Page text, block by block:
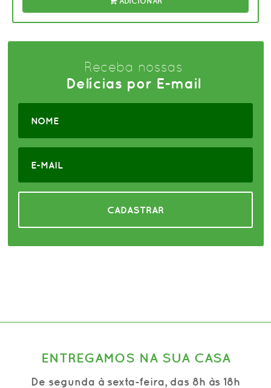
Receba nossas
Delícias por E-mail
CADASTRAR
ENTREGAMOS NA SUA CASA
De segunda à sexta-feira, das 8h às 18h